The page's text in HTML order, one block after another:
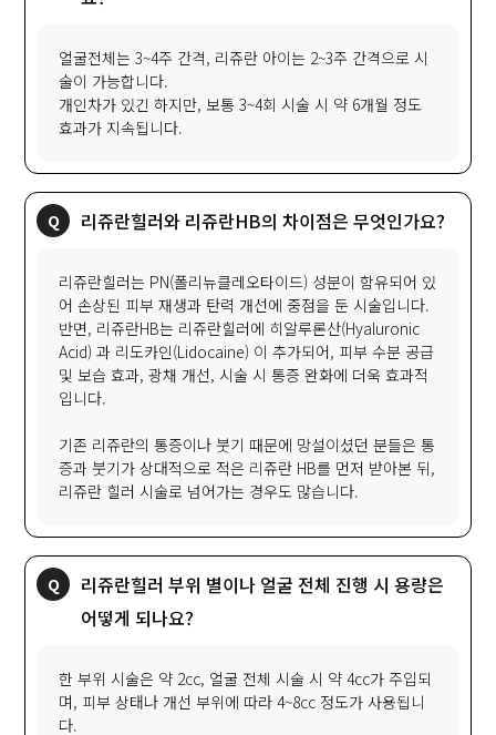
얼굴전체는 3~4주 간격, 리쥬란 아이는 2~3주 간격으로 시
술이 가능합니다.
개인차가 있긴 하지만, 보통 3~4회 시술 시 약 6개월 정도
효과가 지속됩니다.
리쥬란힐러와 리쥬란HB의 차이점은 무엇인가요?
리쥬란힐러는 PN(폴리뉴클레오타이드) 성분이 함유되어 있
어 손상된 피부 재생과 탄력 개선에 중점을 둔 시술입니다.
반면, 리쥬란HB는 리쥬란힐러에 히알루론산(Hyaluronic
Acid) 과 리도카인(Lidocaine) 이 추가되어, 피부 수분 공급
및 보습 효과, 광채 개선, 시술 시 통증 완화에 더욱 효과적
입니다.
기존 리쥬란의 통증이나 붓기 때문에 망설이셨던 분들은 통
증과 붓기가 상대적으로 적은 리쥬란 HB를 먼저 받아본 뒤,
리쥬란 힐러 시술로 넘어가는 경우도 많습니다.
리쥬란힐러 부위 별이나 얼굴 전체 진행 시 용량은
어떻게 되나요?
한 부위 시술은 약 2cc, 얼굴 전체 시술 시 약 4cc가 주입되
며, 피부 상태나 개선 부위에 따라 4~8cc 정도가 사용됩니
다.